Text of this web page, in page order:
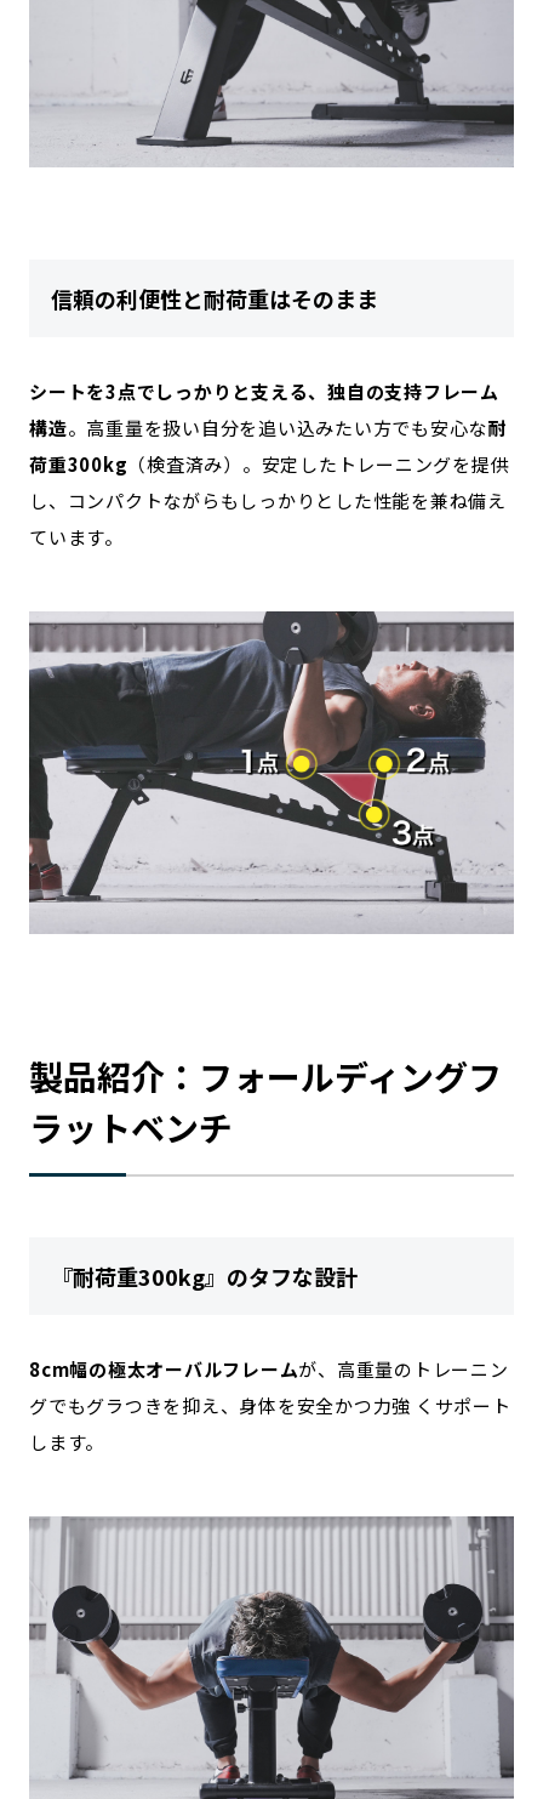
信頼の利便性と耐荷重はそのまま
シートを3点でしっかりと支える、独自の支持フレーム
構造。高重量を扱い自分を追い込みたい方でも安心な耐
荷重300kg （検査済み）。安定したトレーニングを提供
し、コンパクトながらもしっかりとした性能を兼ね備え
ています。
製品紹介：フォールディングフ
ラットベンチ
『耐荷重300kg』のタフな設計
8cm幅の極太オーバルフレームが、高重量のトレーニン
グでもグラつきを抑え、身体を安全かつ力強 くサポート
します。